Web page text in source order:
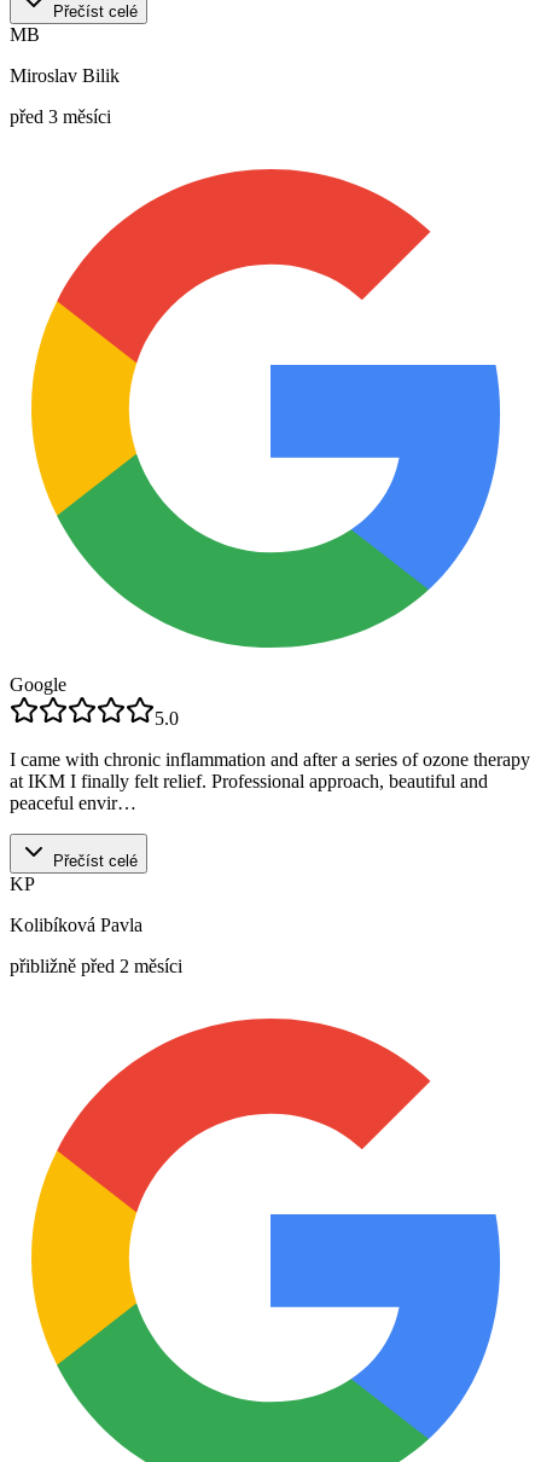
Přečíst celé
MB
Miroslav Bilik
před 3 měsíci
Google
5.0
I came with chronic inflammation and after a series of ozone therapy
at IKM I finally felt relief. Professional approach, beautiful and
peaceful envir…
Přečíst celé
KP
Kolibíková Pavla
přibližně před 2 měsíci